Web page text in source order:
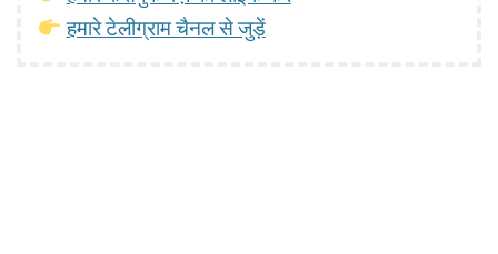
हमारे टेलीग्राम चैनल से जुड़ें